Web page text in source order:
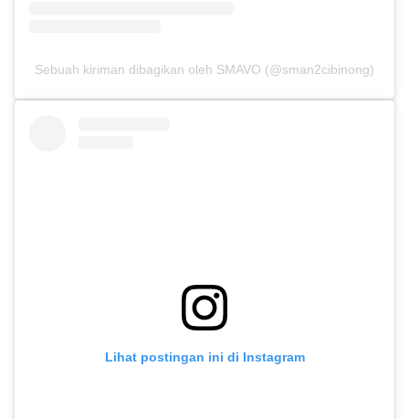
Sebuah kiriman dibagikan oleh SMAVO (@sman2cibinong)
Lihat postingan ini di Instagram